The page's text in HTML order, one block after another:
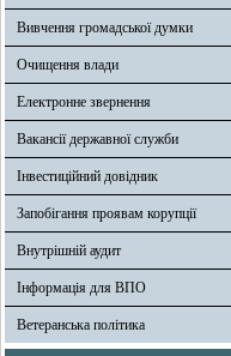
Вивчення громадської думки
Очищення влади
Електронне звернення
Вакансії державної служби
Інвестиційний довідник
Запобігання проявам корупції
Внутрішній аудит
Інформація для ВПО
Ветеранська політика